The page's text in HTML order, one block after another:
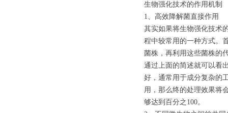
生物强化技术的作用机制
1、高效降解菌直接作用
其实如果将生物强化技术
程中较常用的一种方式。
菌株，再利用这些菌株的
通过上面的简述就可以看
好，通常用于成分复杂的
用，那么终的处理效果将
够达到百分之100。